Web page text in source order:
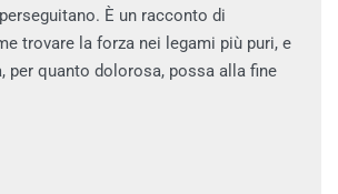
È un racconto di
trovare la forza nei legami più puri, e
per quanto dolorosa, possa alla fine